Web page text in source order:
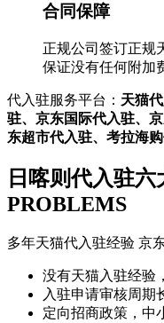
合同保障
正规公司签订正规
保证没有任何附加
代入驻服务平台： 天猫
驻、京东国际代入驻、
东超市代入驻、考拉海
日喀则代入驻六
PROBLEMS
多年天猫代入驻经验 京
没有天猫入驻经验
入驻申请审核周期
定向招商政策，中